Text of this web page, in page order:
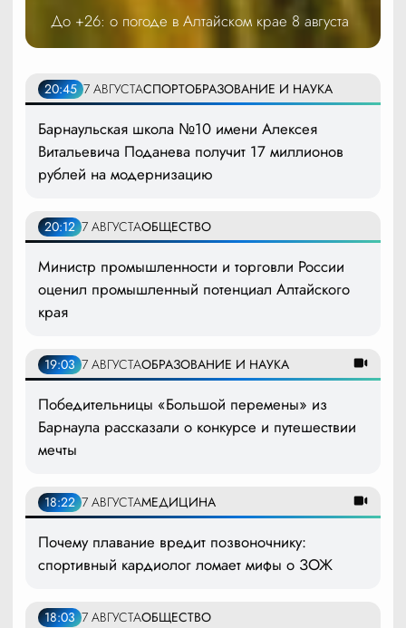
До +26: о погоде в Алтайском крае 8 августа
20:45 7 АВГУСТАСПОРТОБРАЗОВАНИЕ И НАУКА
Барнаульская школа №10 имени Алексея
Витальевича Поданева получит 17 миллионов
рублей на модернизацию
20:12 7 АВГУСТАОБЩЕСТВО
Министр промышленности и торговли России
оценил промышленный потенциал Алтайского
края
19:03 7 АВГУСТАОБРАЗОВАНИЕ И НАУКА
Победительницы «Большой перемены» из
Барнаула рассказали о конкурсе и путешествии
мечты
18:22 7 АВГУСТАМЕДИЦИНА
Почему плавание вредит позвоночнику:
спортивный кардиолог ломает мифы о ЗОЖ
18:03 7 АВГУСТАОБЩЕСТВО